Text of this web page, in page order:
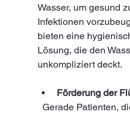
Wasser, um gesund
Infektionen
bieten eine
Lösung, die den
unkompliziert deckt.
Förderung der